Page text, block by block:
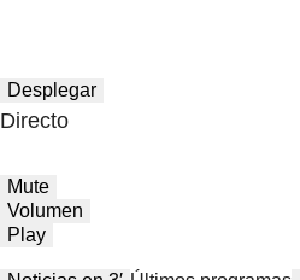
Desplegar
Directo
Mute
Volumen
Play